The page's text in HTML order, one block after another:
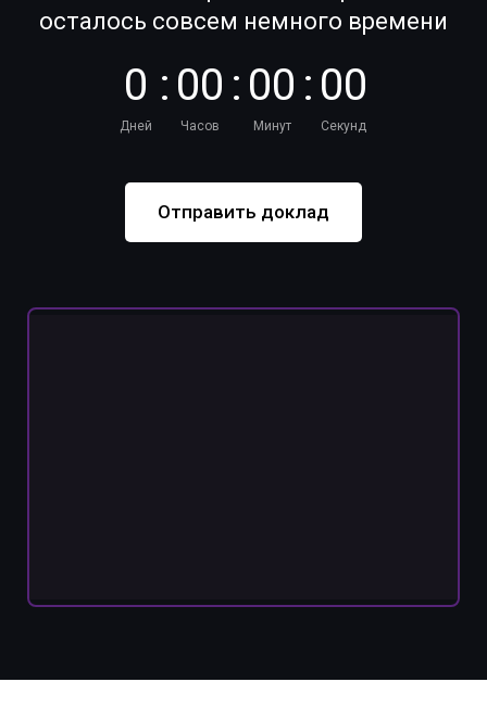
осталось совсем немного времени
0
Дней
: 00
Часов
: 00
Минут
: 00
Секунд
Отправить доклад